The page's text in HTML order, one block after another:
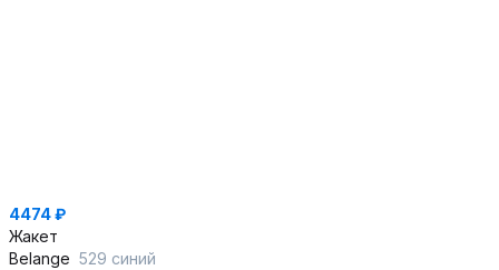
4474 ₽
Жакет
Belange 529 синий